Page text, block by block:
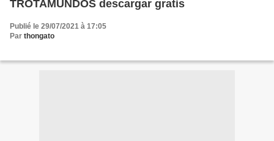
TROTAMUNDOS descargar gratis
Publié le 29/07/2021 à 17:05
Par thongato